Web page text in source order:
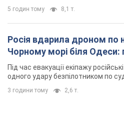
5 годин тому 8,1 т.
Росія вдарила дроном по
Чорному морі біля Одеси:
Під час евакуації екіпажу
одного удару безпілотником по
3 години тому 2,6 т.